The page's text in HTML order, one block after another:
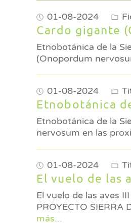
01-08-2024
Cardo gigante
Etnobotánica de la
01-08-2024
Etnobotánica
Etnobotánica de la Sierra de
nervosum en las
01-08-2024
El vuelo de las
El vuelo de las aves III (Provincia de Granada)
PROYECTO
más...